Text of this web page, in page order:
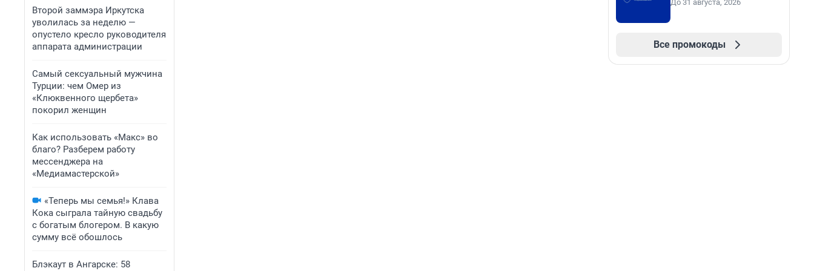
Второй заммэра Иркутска
уволилась за неделю —
опустело кресло руководителя
аппарата администрации
Самый сексуальный мужчина
Турции: чем Омер из
«Клюквенного щербета»
покорил женщин
Как использовать «Макс» во
благо? Разберем работу
мессенджера на
«Медиамастерской»
«Теперь мы семья!» Клава
Кока сыграла тайную свадьбу
с богатым блогером. В какую
сумму всё обошлось
Блэкаут в Ангарске: 58
До 31 августа, 2026
Все промокоды